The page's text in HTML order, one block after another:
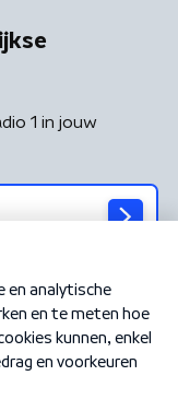
1 in jouw